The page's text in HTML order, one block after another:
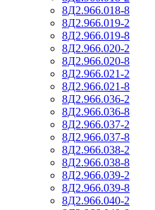
8Д2.966.018-8
8Д2.966.019-2
8Д2.966.019-8
8Д2.966.020-2
8Д2.966.020-8
8Д2.966.021-2
8Д2.966.021-8
8Д2.966.036-2
8Д2.966.036-8
8Д2.966.037-2
8Д2.966.037-8
8Д2.966.038-2
8Д2.966.038-8
8Д2.966.039-2
8Д2.966.039-8
8Д2.966.040-2